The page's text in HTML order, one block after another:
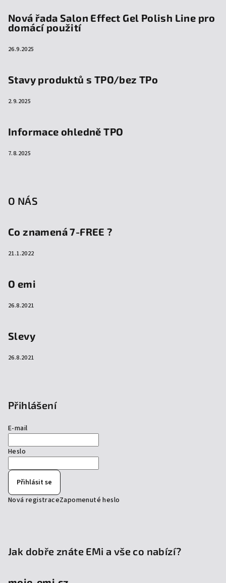
Nová řada Salon Effect Gel Polish Line pro
domácí použití
26.9.2025
Stavy produktů s TPO/bez TPo
2.9.2025
Informace ohledně TPO
7.8.2025
O NÁS
Co znamená 7-FREE ?
21.1.2022
O emi
26.8.2021
Slevy
26.8.2021
Přihlášení
E-mail
Heslo
Přihlásit se
Nová registraceZapomenuté heslo
Jak dobře znáte EMi a vše co nabízí?